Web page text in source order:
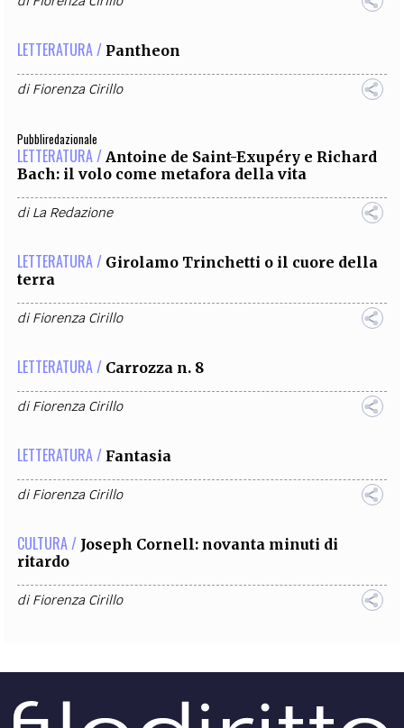
LETTERATURA / Pantheon
diFiorenza Cirillo
Pubbliredazionale
LETTERATURA / Antoine de Saint-Exupéry e Richard
Bach: il volo come metafora della vita
diLa Redazione
LETTERATURA / Girolamo Trinchetti o il cuore della
terra
diFiorenza Cirillo
LETTERATURA / Carrozza n. 8
diFiorenza Cirillo
LETTERATURA / Fantasia
diFiorenza Cirillo
CULTURA / Joseph Cornell: novanta minuti di
ritardo
diFiorenza Cirillo